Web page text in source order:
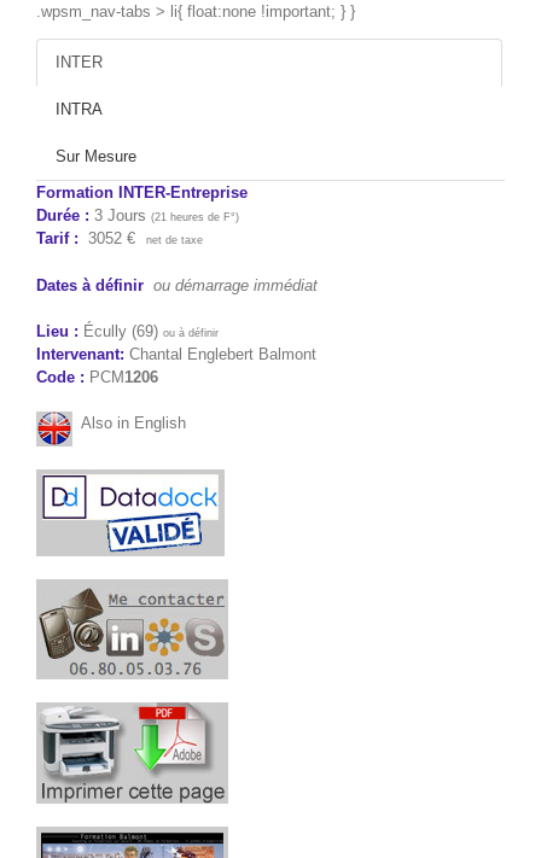
.wpsm_nav-tabs > li{ float:none !important; } }
INTER
INTRA
Sur Mesure
Formation INTER-Entreprise
Durée : 3 Jours (21 heures de F°)
Tarif : 3052 € net de taxe
Dates à définir ou démarrage immédiat
Lieu : Écully (69) ou à définir
Intervenant: Chantal Englebert Balmont
Code : PCM 1206
Also in English